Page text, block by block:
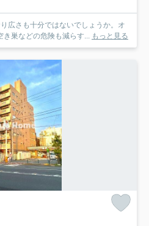
広さも十分ではないでしょうか。オ
き巣などの危険も減らす... もっと見る